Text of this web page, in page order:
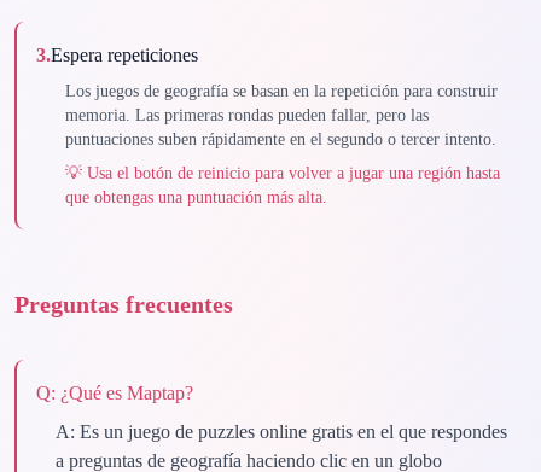
3.Espera repeticiones
Los juegos de geografía se basan en la repetición para construir
memoria. Las primeras rondas pueden fallar, pero las
puntuaciones suben rápidamente en el segundo o tercer intento.
💡 Usa el botón de reinicio para volver a jugar una región hasta
que obtengas una puntuación más alta.
Preguntas frecuentes
Q: ¿Qué es Maptap?
A: Es un juego de puzzles online gratis en el que respondes
a preguntas de geografía haciendo clic en un globo